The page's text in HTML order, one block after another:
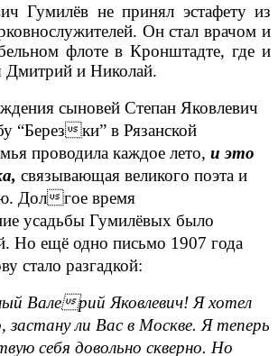
Гумилёв не принял эстафету из
Он стал врачом и
флоте в Кронштадте, где и
Дмитрий и Николай.
сыновей Степан Яковлевич
“Березки” в Рязанской
проводила каждое лето, и это
связывающая великого поэта и
Долгое время
усадьбы Гумилёвых было
Но ещё одно письмо 1907 года
стало разгадкой:
Валерий Яковлевич! Я хотел
ли Вас в Москве. Я теперь
себя довольно скверно. Но